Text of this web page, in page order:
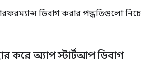
ডিবাগ করার পদ্ধতিগুলো নিচে
করে অ্যাপ স্টার্টআপ ডিবাগ